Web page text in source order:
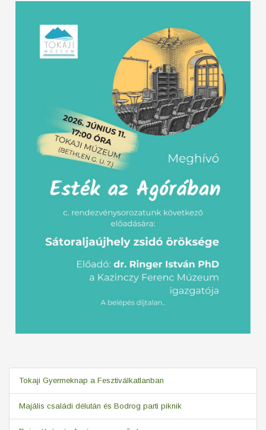
Tokaji Gyermeknap a Fesztiválkatlanban
Majális családi délután és Bodrog parti piknik